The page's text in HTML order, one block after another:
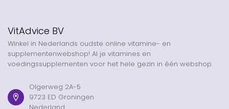
VitAdvice BV
Winkel in Nederlands oudste online vitamine- en
supplementenwebshop! Al je vitamines en
voedingssupplementen voor het hele gezin in één webshop.
Olgerweg 2A-5
9723 ED Groningen
Nederland